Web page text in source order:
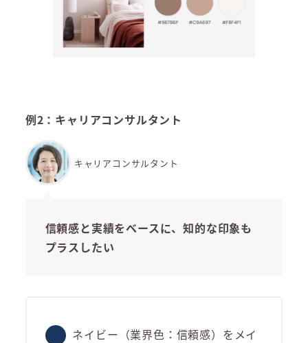
例2：キャリアコンサルタント
キャリアコンサルタント
信頼感と実績をベースに、知的な印象も
プラスしたい
ネイビー（業界色：信頼感）をメイ